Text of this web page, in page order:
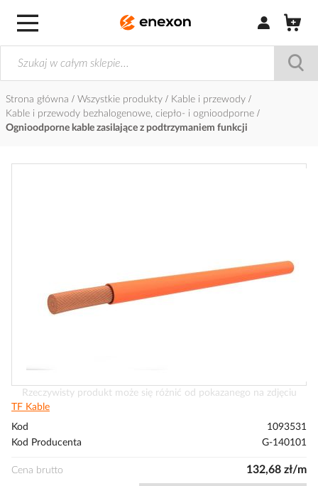
Zaloguj się /
Strona główna Wszystkie produkty
Kable i przewody
Kable i przewody bezhalogenowe, ciepło- i ognioodporne
Ognioodporne kable zasilające z podtrzymaniem funkcji
Przejdź
na
początek
Rzeczywisty produkt może się różnić od pokazanego na zdjęciu
TF Kable
Kod
1093531
Kod Producenta
G-140101
Cena brutto 132,68 zł/m